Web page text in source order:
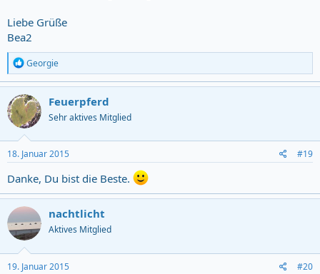
Liebe Grüße
Bea2
R
e
a
c
t
i
o
n
s
:
Georgie
Feuerpferd
Sehr aktives Mitglied
18. Januar 2015 #19
Danke, Du bist die Beste.
nachtlicht
Aktives Mitglied
19. Januar 2015 #20